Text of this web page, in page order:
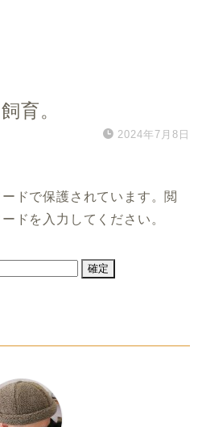
育。
2024年7月8日
ドで保護されています。閲
ドを入力してください。